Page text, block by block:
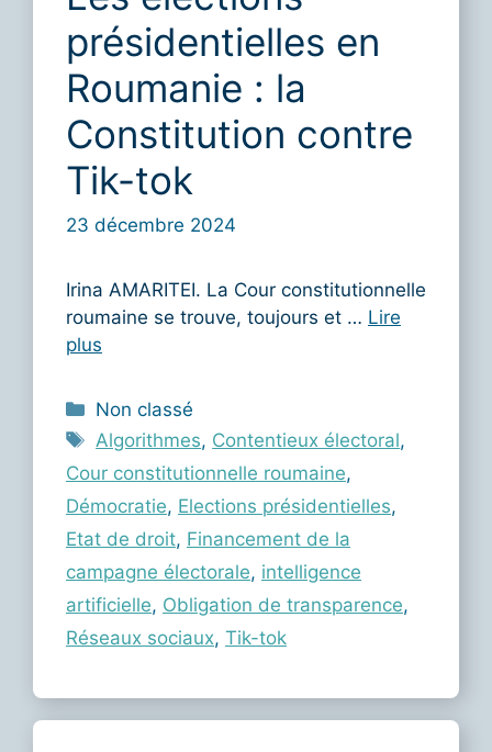
présidentielles en
Roumanie : la
Constitution contre
Tik-tok
23 décembre 2024
Irina AMARITEI. La Cour constitutionnelle
roumaine se trouve, toujours et … Lire
plus
Catégories
Non classé
Étiquettes
Algorithmes, Contentieux électoral,
Cour constitutionnelle roumaine,
Démocratie, Elections présidentielles,
Etat de droit, Financement de la
campagne électorale, intelligence
artificielle, Obligation de transparence,
Réseaux sociaux, Tik-tok